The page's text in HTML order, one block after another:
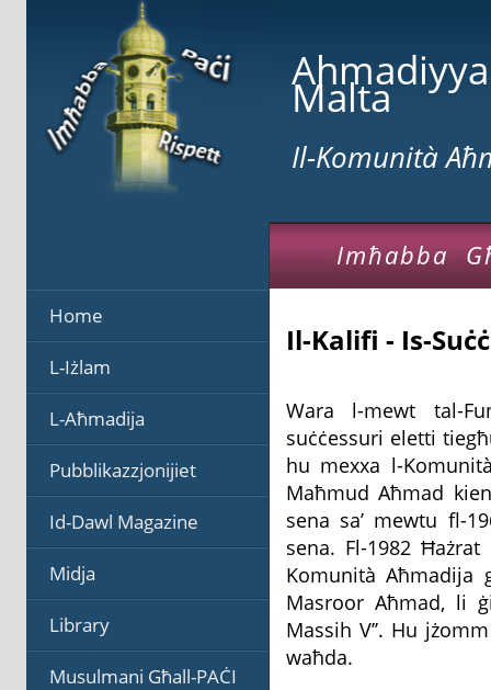
Malta
Il-Komunità
Imħabba
Home
L-Iżlam
L-Aħmadija
Pubblikazzjonijiet
Id-Dawl Magazine
Midja
Library
Musulmani Għall-PAĊI
Il-Kalifi - Is-
Wara l-mewt tal-
suċċessuri eletti
hu mexxa l-
Maħmud Aħmad
sena sa’ mewtu fl-
sena. Fl-1982
Komunità Aħmadija
Masroor Aħmad, li
Massih V’’. Hu
waħda.